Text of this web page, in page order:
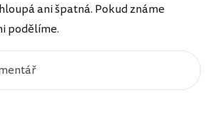
ani špatná. Pokud známe
podělíme.